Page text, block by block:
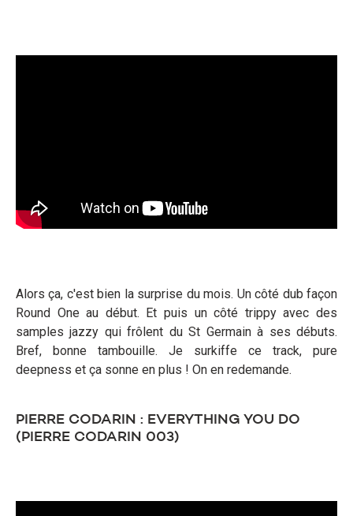
Alors ça, c'est bien la surprise du mois. Un côté dub façon
Round One au début. Et puis un côté trippy avec des
samples jazzy qui frôlent du St Germain à ses débuts.
Bref, bonne tambouille. Je surkiffe ce track, pure
deepness et ça sonne en plus ! On en redemande.
PIERRE CODARIN : EVERYTHING YOU DO
(PIERRE CODARIN 003)